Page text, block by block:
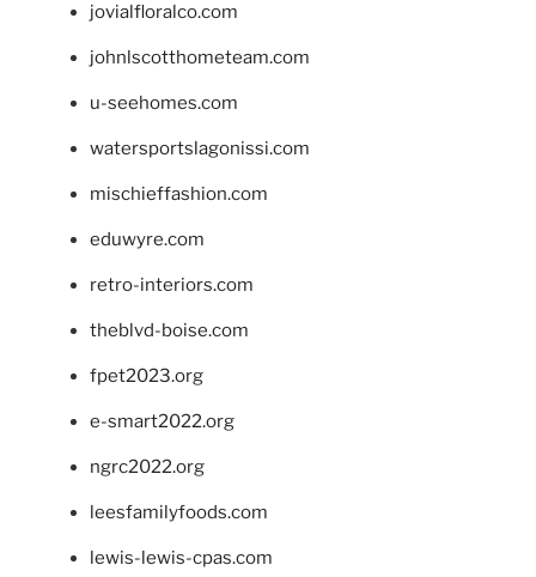
jovialfloralco.com
johnlscotthometeam.com
u-seehomes.com
watersportslagonissi.com
mischieffashion.com
eduwyre.com
retro-interiors.com
theblvd-boise.com
fpet2023.org
e-smart2022.org
ngrc2022.org
leesfamilyfoods.com
lewis-lewis-cpas.com